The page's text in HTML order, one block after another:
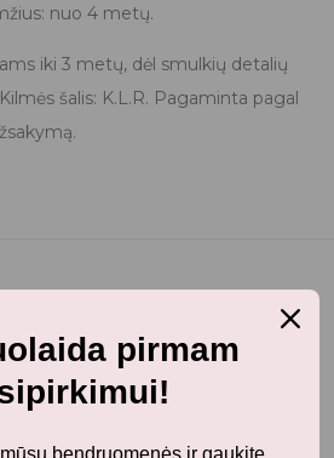
nuo 4 metų.
iki 3 metų, dėl smulkių detalių
šalis: K.L.R. Pagaminta pagal
pat gali patikti...
pirmam
bendruomenės ir gaukite